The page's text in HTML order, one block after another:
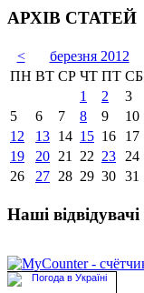
АРХІВ СТАТЕЙ
< березня 2012
ПН ВТ СР ЧТ ПТ СБ
1
2 3
5
6 7 8 9 10
12
13 14 15 16 17
19
20 21 22 23 24
26
27 28 29 30 31
Наші відвідувачі